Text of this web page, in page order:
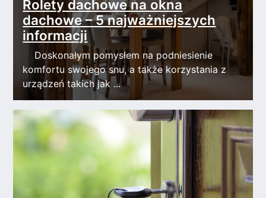
Rolety dachowe na okna
dachowe – 5 najważniejszych
informacji
Doskonałym pomysłem na podniesienie
komfortu swojego snu, a także korzystania z
urządzeń takich jak ...